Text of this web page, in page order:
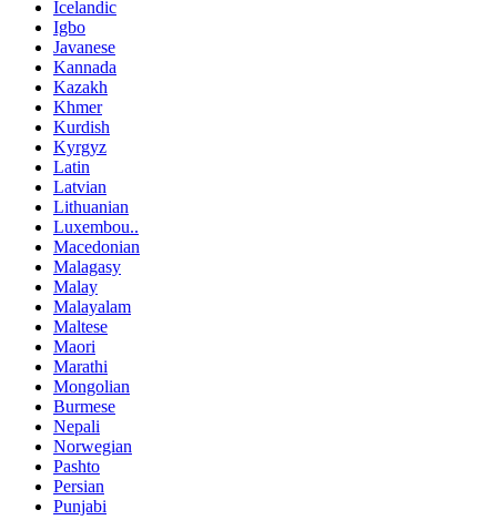
Icelandic
Igbo
Javanese
Kannada
Kazakh
Khmer
Kurdish
Kyrgyz
Latin
Latvian
Lithuanian
Luxembou..
Macedonian
Malagasy
Malay
Malayalam
Maltese
Maori
Marathi
Mongolian
Burmese
Nepali
Norwegian
Pashto
Persian
Punjabi